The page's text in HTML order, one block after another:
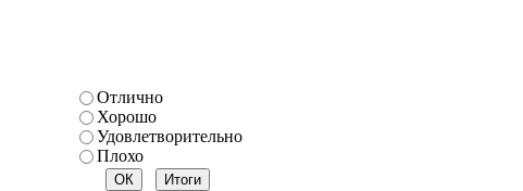
Отлично
Хорошо
Удовлетворительно
Плохо